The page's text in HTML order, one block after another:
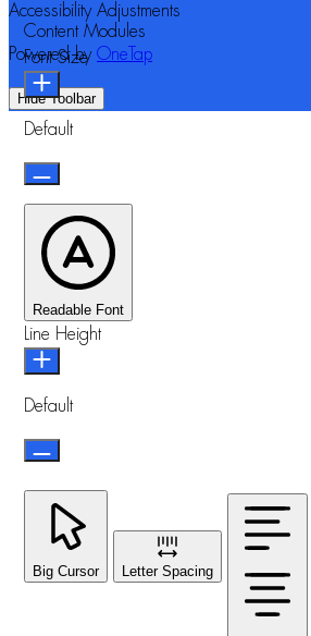
Accessibility Adjustments
Powered by OneTap
Hide Toolbar
Content Modules
Font Size
Default
Readable Font
Line Height
Default
Big Cursor Letter Spacing